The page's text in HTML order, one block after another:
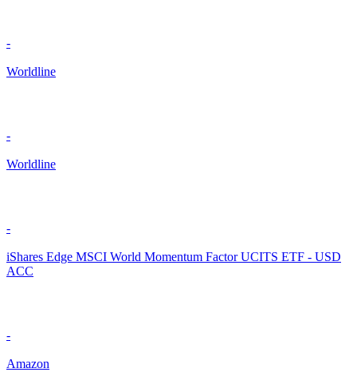
-
Worldline
-
Worldline
-
iShares Edge MSCI World Momentum Factor UCITS ETF - USD
ACC
-
Amazon